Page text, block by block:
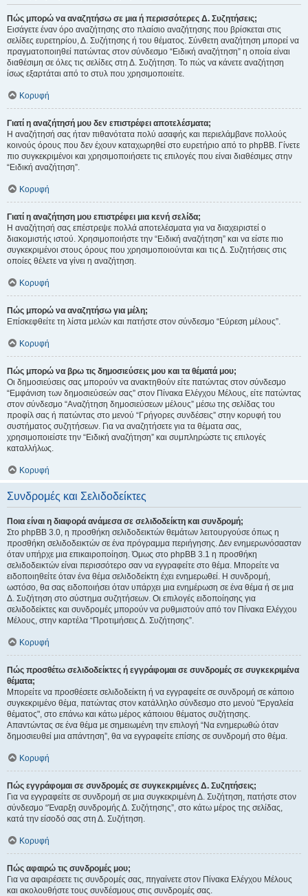
Πώς μπορώ να αναζητήσω σε μια ή περισσότερες Δ. Συζητήσεις;
Εισάγετε έναν όρο αναζήτησης στο πλαίσιο αναζήτησης που βρίσκεται στις
σελίδες ευρετηρίου, Δ. Συζήτησης ή του θέματος. Σύνθετη αναζήτηση μπορεί να
πραγματοποιηθεί πατώντας στον σύνδεσμο “Ειδική αναζήτηση” η οποία είναι
διαθέσιμη σε όλες τις σελίδες στη Δ. Συζήτηση. Το πώς να κάνετε αναζήτηση
ίσως εξαρτάται από το στυλ που χρησιμοποιείτε.
Κορυφή
Γιατί η αναζήτησή μου δεν επιστρέφει αποτελέσματα;
Η αναζήτησή σας ήταν πιθανότατα πολύ ασαφής και περιελάμβανε πολλούς
κοινούς όρους που δεν έχουν καταχωρηθεί στο ευρετήριο από το phpBB. Γίνετε
πιο συγκεκριμένοι και χρησιμοποιήσετε τις επιλογές που είναι διαθέσιμες στην
“Ειδική αναζήτηση”.
Κορυφή
Γιατί η αναζήτηση μου επιστρέφει μια κενή σελίδα;
Η αναζήτησή σας επέστρεψε πολλά αποτελέσματα για να διαχειριστεί ο
διακομιστής ιστού. Χρησιμοποιήστε την “Ειδική αναζήτηση” και να είστε πιο
συγκεκριμένοι στους όρους που χρησιμοποιούνται και τις Δ. Συζητήσεις στις
οποίες θέλετε να γίνει η αναζήτηση.
Κορυφή
Πώς μπορώ να αναζητήσω για μέλη;
Επίσκεφθείτε τη λίστα μελών και πατήστε στον σύνδεσμο “Εύρεση μέλους”.
Κορυφή
Πώς μπορώ να βρω τις δημοσιεύσεις μου και τα θέματά μου;
Οι δημοσιεύσεις σας μπορούν να ανακτηθούν είτε πατώντας στον σύνδεσμο
“Εμφάνιση των δημοσιεύσεών σας” στον Πίνακα Ελέγχου Μέλους, είτε πατώντας
στον σύνδεσμο “Αναζήτηση δημοσιεύσεων μέλους” μέσω της σελίδας του
προφίλ σας ή πατώντας στο μενού “Γρήγορες συνδέσεις” στην κορυφή του
συστήματος συζητήσεων. Για να αναζητήσετε για τα θέματα σας,
χρησιμοποιείστε την “Ειδική αναζήτηση” και συμπληρώστε τις επιλογές
καταλλήλως.
Κορυφή
Συνδρομές και Σελιδοδείκτες
Ποια είναι η διαφορά ανάμεσα σε σελιδοδείκτη και συνδρομή;
Στο phpBB 3.0, η προσθήκη σελιδοδεικτών θεμάτων λειτουργούσε όπως η
προσθήκη σελιδοδεικτών σε ένα πρόγραμμα περιήγησης. Δεν ενημερωνόσασταν
όταν υπήρχε μια επικαιροποίηση. Όμως στο phpBB 3.1 η προσθήκη
σελιδοδεικτών είναι περισσότερο σαν να εγγραφείτε στο θέμα. Μπορείτε να
ειδοποιηθείτε όταν ένα θέμα σελιδοδείκτη έχει ενημερωθεί. Η συνδρομή,
ωστόσο, θα σας ειδοποιήσει όταν υπάρχει μια ενημέρωση σε ένα θέμα ή σε μια
Δ. Συζήτηση στο σύστημα συζητήσεων. Οι επιλογές ειδοποίησης για
σελιδοδείκτες και συνδρομές μπορούν να ρυθμιστούν από τον Πίνακα Ελέγχου
Μέλους, στην καρτέλα “Προτιμήσεις Δ. Συζήτησης”.
Κορυφή
Πώς προσθέτω σελιδοδείκτες ή εγγράφομαι σε συνδρομές σε συγκεκριμένα
θέματα;
Μπορείτε να προσθέσετε σελιδοδείκτη ή να εγγραφείτε σε συνδρομή σε κάποιο
συγκεκριμένο θέμα, πατώντας στον κατάλληλο σύνδεσμο στο μενού "Εργαλεία
θέματος", στο επάνω και κάτω μέρος κάποιου θέματος συζήτησης.
Απαντώντας σε ένα θέμα με σημειωμένη την επιλογή “Να ενημερωθώ όταν
δημοσιευθεί μια απάντηση”, θα να εγγραφείτε επίσης σε συνδρομή στο θέμα.
Κορυφή
Πώς εγγράφομαι σε συνδρομές σε συγκεκριμένες Δ. Συζητήσεις;
Για να εγγραφείτε σε συνδρομή σε μια συγκεκριμένη Δ. Συζήτηση, πατήστε στον
σύνδεσμο “Έναρξη συνδρομής Δ. Συζήτησης”, στο κάτω μέρος της σελίδας,
κατά την είσοδό σας στη Δ. Συζήτηση.
Κορυφή
Πώς αφαιρώ τις συνδρομές μου;
Για να αφαιρέσετε τις συνδρομές σας, πηγαίνετε στον Πίνακα Ελέγχου Μέλους
και ακολουθήστε τους συνδέσμους στις συνδρομές σας.